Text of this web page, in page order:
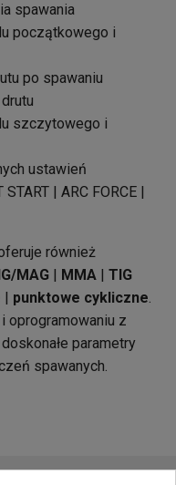
spawania
początkowego i
po spawaniu
szczytowego i
ustawień
| ARC FORCE |
również
MAG | MMA | TIG
| punktowe cykliczne.
oprogramowaniu z
parametry
spawanych.